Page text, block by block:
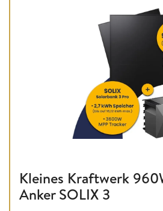
Kleines Kraftwerk
Anker SOLIX 3